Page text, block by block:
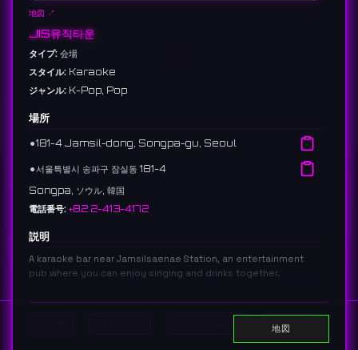
Search
地図 ↗
JIS뮤직타운
タイプ: 会場
スタイル: Karaoke
ジャンル: K-Pop, Pop
場所
⚫︎181-4 Jamsil-dong, Songpa-gu, Seoul
⚫︎ 서울특별시 송파구 잠실동 181-4
Songpa, ソウル, 韓国
電話番号: +82 2-413-4172
説明
A karaoke bar near Jamsilsaenae Station, an entertainment
pub where you can enjoy singing and drinks together.
흥주점입니다.
地図